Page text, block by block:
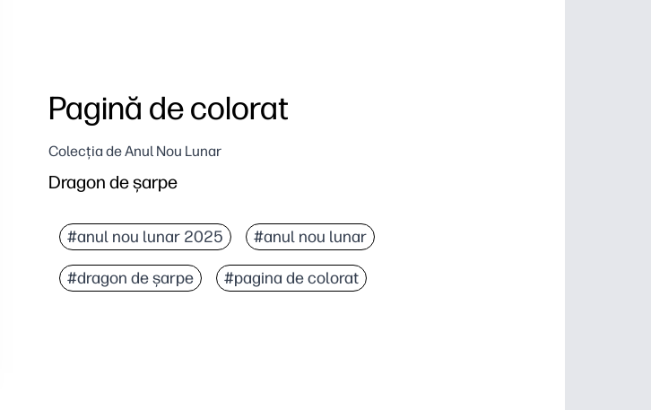
Pagină de colorat
Colecția de Anul Nou Lunar
Dragon de șarpe
#anul nou lunar 2025 #anul nou lunar
#dragon de șarpe #pagina de colorat